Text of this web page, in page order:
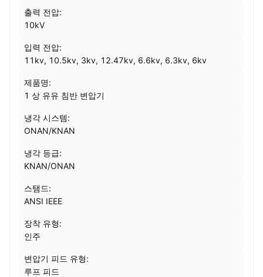
출력 전압:
10kV
입력 전압:
11kv, 10.5kv, 3kv, 12.47kv, 6.6kv, 6.3kv, 6kv
제품명:
1 상 유유 침반 변압기
냉각 시스템:
ONAN/KNAN
냉각 등급:
KNAN/ONAN
스탬드:
ANSI IEEE
장착 유형:
인주
변압기 피드 유형:
루프 피드